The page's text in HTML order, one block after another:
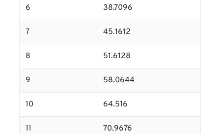
6 38.7096
7 45.1612
8 51.6128
9 58.0644
10 64.516
11 70.9676